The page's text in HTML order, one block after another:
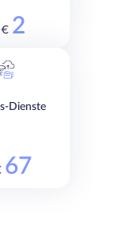
€ 2
Dienste
67